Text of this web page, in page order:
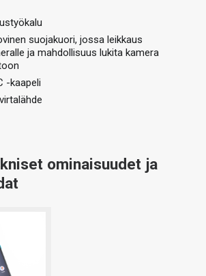
suojakuori, jossa leikkaus
ja mahdollisuus lukita kamera
-kaapeli
ominaisuudet ja